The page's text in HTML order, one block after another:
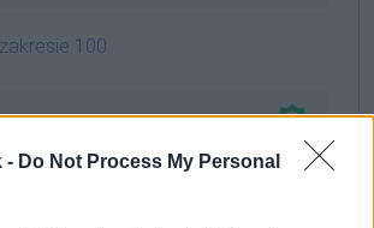
- Do Not Process My Personal
100